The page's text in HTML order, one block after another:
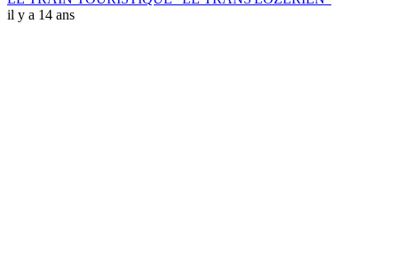
il y a 14 ans